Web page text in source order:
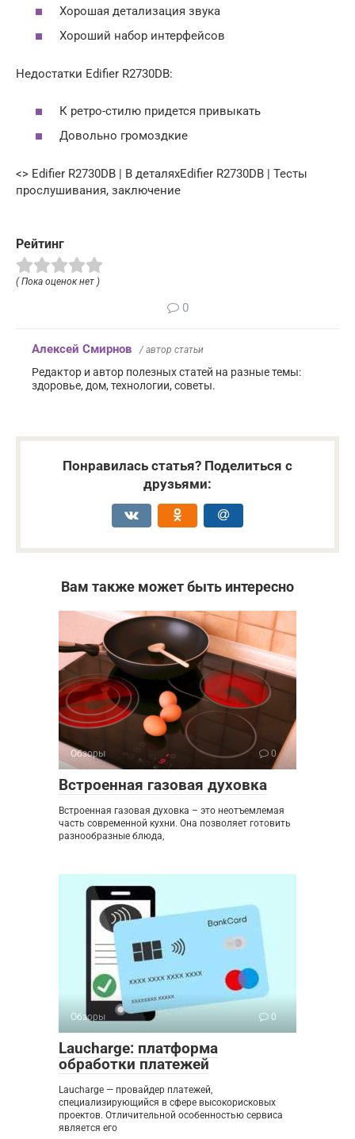
Хорошая детализация звука
Хороший набор интерфейсов
Недостатки Edifier R2730DB:
К ретро-стилю придется привыкать
Довольно громоздкие
<> Edifier R2730DB | В деталяхEdifier R2730DB | Тесты
прослушивания, заключение
Рейтинг
( Пока оценок нет )
0
Алексей Смирнов / автор статьи
Редактор и автор полезных статей на разные темы:
здоровье, дом, технологии, советы.
Понравилась статья? Поделиться с
друзьями:
Вам также может быть интересно
Обзоры 0
Встроенная газовая духовка
Встроенная газовая духовка – это неотъемлемая
часть современной кухни. Она позволяет готовить
разнообразные блюда,
Обзоры 0
Laucharge: платформа
обработки платежей
Laucharge — провайдер платежей,
специализирующийся в сфере высокорисковых
проектов. Отличительной особенностью сервиса
является его